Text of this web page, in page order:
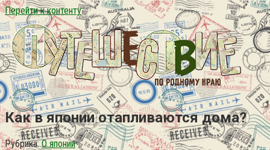
Перейти к контенту
Как в японии отапливаются дома?
Рубрика: О японии